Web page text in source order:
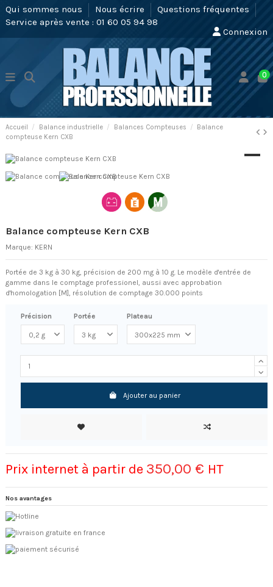
Qui sommes nous Nous écrire
Questions fréquentes
Service après vente : 01 60 05 94 98
Connexion
0
Accueil Balance industrielle Balances Compteuses
Balance
compteuse Kern CXB
Balance compteuse Kern CXB
Marque: KERN
Portée de 3 kg à 30 kg, précision de 200 mg à 10 g. Le modèle d'entrée de
gamme dans le comptage professionel, aussi avec approbation
d'homologation [M], résolution de comptage 30.000 points
Précision Portée Plateau
Ajouter au panier
Prix internet à partir de 350,00 € HT
Nos avantages